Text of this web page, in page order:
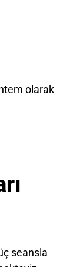
olarak
seansla